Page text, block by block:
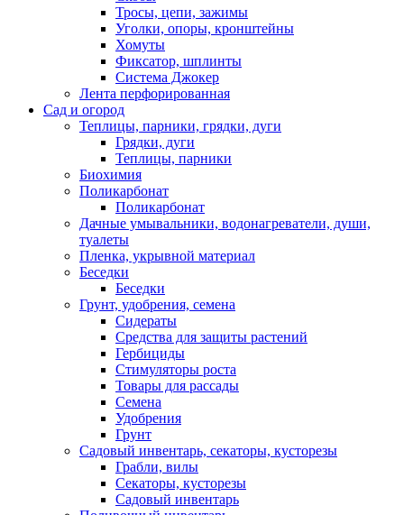
Тросы, цепи, зажимы
Уголки, опоры, кронштейны
Хомуты
Фиксатор, шплинты
Система Джокер
Лента перфорированная
Сад и огород
Теплицы, парники, грядки, дуги
Грядки, дуги
Теплицы, парники
Биохимия
Поликарбонат
Поликарбонат
Дачные умывальники, водонагреватели, души,
туалеты
Пленка, укрывной материал
Беседки
Беседки
Грунт, удобрения, семена
Сидераты
Средства для защиты растений
Гербициды
Стимуляторы роста
Товары для рассады
Семена
Удобрения
Грунт
Садовый инвентарь, секаторы, кусторезы
Грабли, вилы
Секаторы, кусторезы
Садовый инвентарь